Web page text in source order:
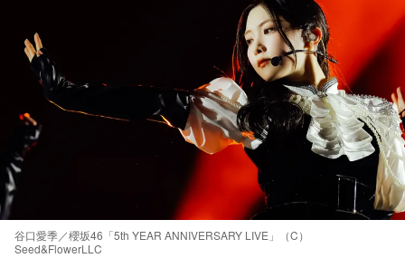
谷口愛季／櫻坂46「5th YEAR ANNIVERSARY LIVE」（C）
Seed&FlowerLLC